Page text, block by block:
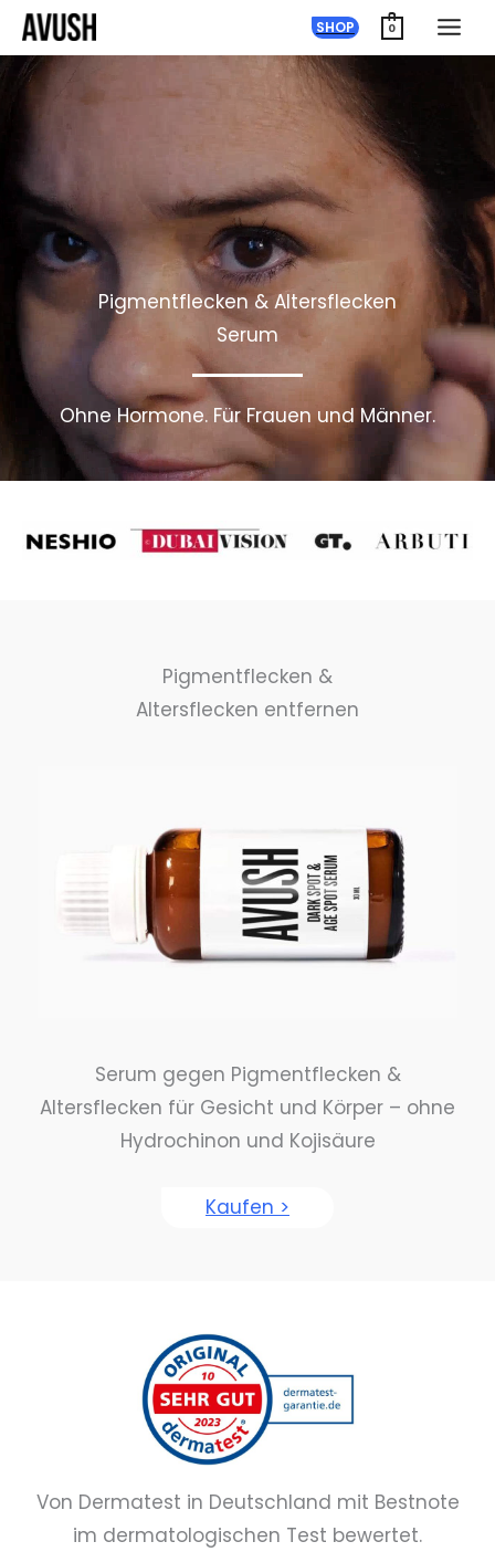
Zum
Inhalt
springen
SHOP 0
Pigmentflecken & Altersflecken
Serum
Ohne Hormone. Für Frauen und Männer.
Pigmentflecken &
Altersflecken entfernen
Serum gegen Pigmentflecken &
Altersflecken für Gesicht und Körper – ohne
Hydrochinon und Kojisäure
Kaufen >
Von Dermatest in Deutschland mit Bestnote
im dermatologischen Test bewertet.